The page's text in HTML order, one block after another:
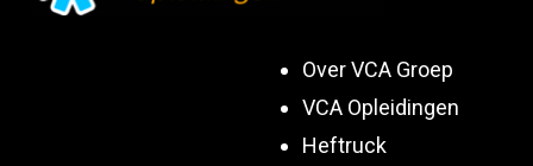
Over VCA Groep
VCA Opleidingen
Heftruck